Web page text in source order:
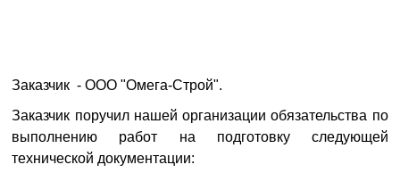
Заказчик - ООО "Омега-Строй".
Заказчик поручил нашей организации обязательства по
выполнению работ на подготовку следующей
технической документации: